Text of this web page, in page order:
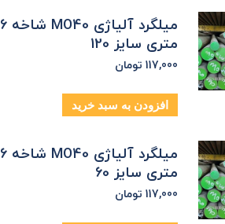
میلگرد آلیاژی MO40 شاخه 6
متری سایز 120
117,000 تومان
افزودن به سبد خرید
میلگرد آلیاژی MO40 شاخه 6
متری سایز 60
117,000 تومان